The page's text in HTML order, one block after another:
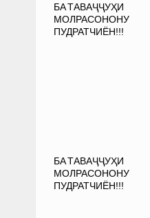
БА ТАВАҶҶУҲИ
МОЛРАСОНОНУ
ПУДРАТЧИЁН!!!
БА ТАВАҶҶУҲИ
МОЛРАСОНОНУ
ПУДРАТЧИЁН!!!